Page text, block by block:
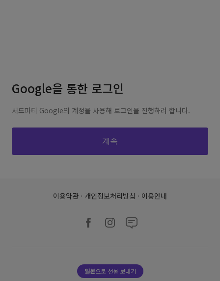
Google을 통한 로그인
서드파티 Google의 계정을 사용해 로그인을 진행하려 합니다.
이용약관 · 개인정보처리방침 · 이용안내
일본으로 선물 보내기